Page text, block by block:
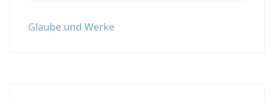
Glaube und Werke